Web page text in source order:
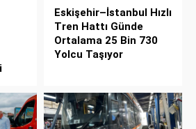
Eskişehir–İstanbul Hızlı
Tren Hattı Günde
Ortalama 25 Bin 730
Yolcu Taşıyor